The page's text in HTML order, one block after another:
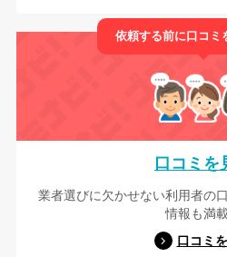
依頼する前に口コミ
口コミを
業者選びに欠かせない利用者の
情報も満載
口コミ